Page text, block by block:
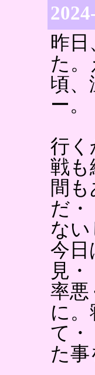
昨
た
頃、
ー。
行く
戦も
間
だ
な
今日
見
率悪
に
て・
た事